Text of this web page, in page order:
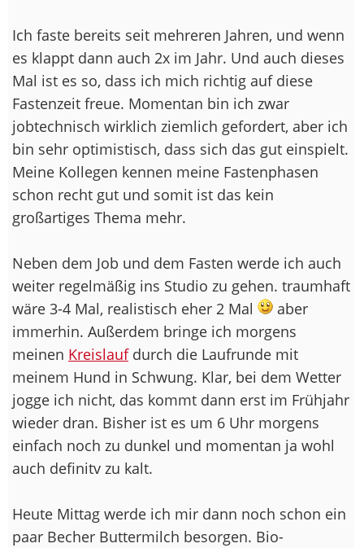
Ich faste bereits seit mehreren Jahren, und wenn
es klappt dann auch 2x im Jahr. Und auch dieses
Mal ist es so, dass ich mich richtig auf diese
Fastenzeit freue. Momentan bin ich zwar
jobtechnisch wirklich ziemlich gefordert, aber ich
bin sehr optimistisch, dass sich das gut einspielt.
Meine Kollegen kennen meine Fastenphasen
schon recht gut und somit ist das kein
großartiges Thema mehr.
Neben dem Job und dem Fasten werde ich auch
weiter regelmäßig ins Studio zu gehen. traumhaft
wäre 3-4 Mal, realistisch eher 2 Mal
aber
immerhin. Außerdem bringe ich morgens
meinen Kreislaufdurch die Laufrunde mit
meinem Hund in Schwung. Klar, bei dem Wetter
jogge ich nicht, das kommt dann erst im Frühjahr
wieder dran. Bisher ist es um 6 Uhr morgens
einfach noch zu dunkel und momentan ja wohl
auch definitv zu kalt.
Heute Mittag werde ich mir dann noch schon ein
paar Becher Buttermilch besorgen. Bio-